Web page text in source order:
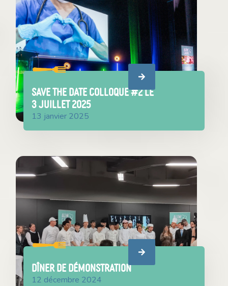
SAVE THE DATE COLLOQUE #2 le
3 juillet 2025
13 janvier 2025
Dîner de démonstration
12 décembre 2024